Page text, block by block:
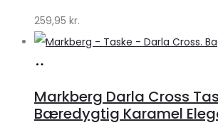
259,95 kr.
Lykke
Markberg Darla Cross
Bæredygtig Karamel